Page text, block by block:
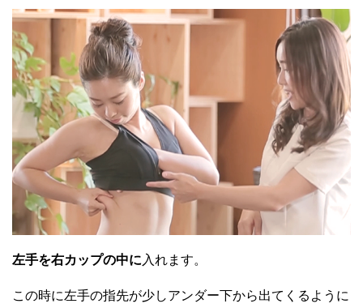
左手を右カップの中に 入れます。
この時に左手の指先が少しアンダー下から出てくるように